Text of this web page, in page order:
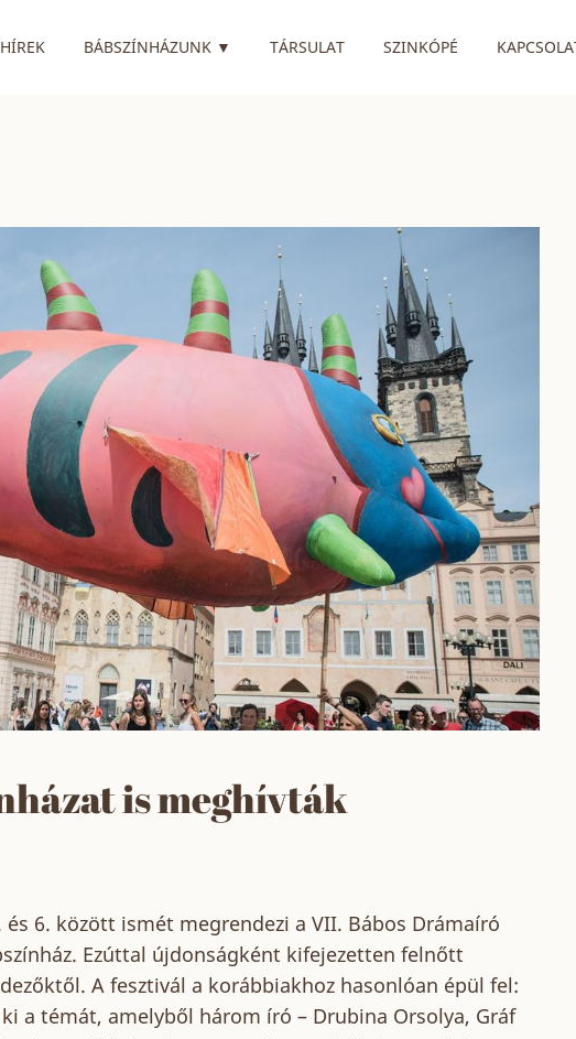
HÍREK BÁBSZÍNHÁZUNK ▼ RENDELKEZIK ALMENÜVEL
TÁRSULAT SZINKÓPÉ
is meghívták
6. között ismét megrendezi a VII. Bábos Drámaíró
Ezúttal újdonságként kifejezetten felnőtt
A fesztivál a korábbiakhoz hasonlóan épül fel:
a témát, amelyből három író – Drubina Orsolya, Gráf